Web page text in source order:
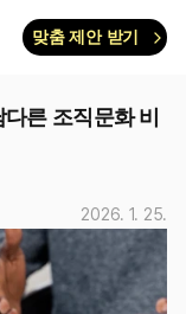
맞춤 제안 받기
른 조직문화 비
2026. 1. 25.